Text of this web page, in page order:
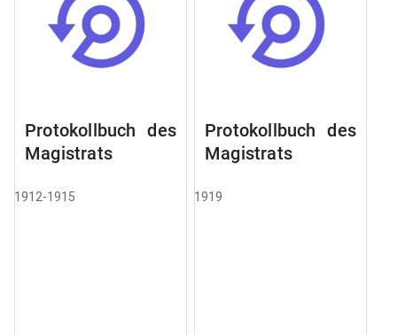
Protokollbuch des
Magistrats
1912-1915
Protokollbuch des
Magistrats
1919